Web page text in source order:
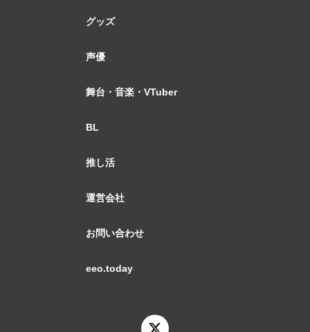
グッズ
声優
舞台・音楽・VTuber
BL
推し活
運営会社
お問い合わせ
eeo.today